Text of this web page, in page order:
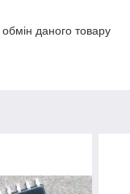
даного товару